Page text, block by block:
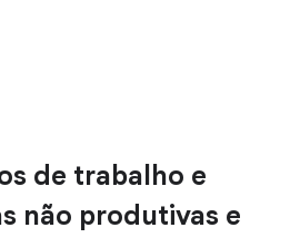
de trabalho e
não produtivas e